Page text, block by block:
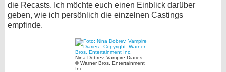
die Recasts. Ich möchte euch einen Einblick darüber
geben, wie ich persönlich die einzelnen Castings
empfinde.
Nina Dobrev, Vampire Diaries
© Warner Bros. Entertainment
Inc.
Kontakt
Datenschutz